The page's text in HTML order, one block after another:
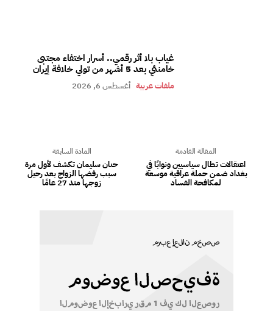
غياب بلا أثر رقمي.. أسرار اختفاء مجتبى
خامنئي بعد 5 أشهر من تولي خلافة إيران
ملفات عربية أغسطس 6, 2026
المادة السابقة
حنان سليمان تكشف لأول مرة
سبب رفضها الزواج بعد رحيل
زوجها منذ 27 عامًا
المقالة القادمة
اعتقالات تطال سياسيين ونوابًا في
بغداد ضمن حملة عراقية موسعة
لمكافحة الفساد